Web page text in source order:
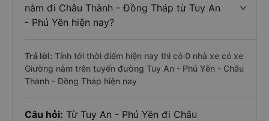
nằm đi Châu Thành - Đồng Tháp từ Tuy An
- Phú Yên hiện nay?
Trả lời: Tính tới thời điểm hiện nay thì có 0 nhà xe có xe
Giường nằm trên tuyến đường Tuy An - Phú Yên - Châu
Thành - Đồng Tháp hiện nay
Câu hỏi: Từ Tuy An - Phú Yên đi Châu